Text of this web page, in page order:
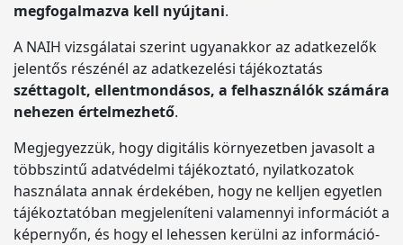
megfogalmazva kell nyújtani.
A NAIH vizsgálatai szerint ugyanakkor az adatkezelők
jelentős részénél az adatkezelési tájékoztatás
széttagolt, ellentmondásos, a felhasználók számára
nehezen értelmezhető.
Megjegyezzük, hogy digitális környezetben javasolt a
többszintű adatvédelmi tájékoztató, nyilatkozatok
használata annak érdekében, hogy ne kelljen egyetlen
tájékoztatóban megjeleníteni valamennyi információt a
képernyőn, és hogy el lehessen kerülni az információ-